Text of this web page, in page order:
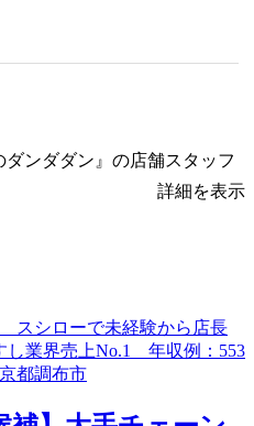
ダンダダン』の店舗スタッフ
詳細を表示